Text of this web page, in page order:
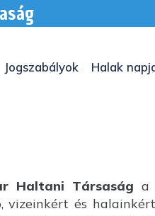
Jogszabályok Halak
Haltani Társaság a
vizeinkért és